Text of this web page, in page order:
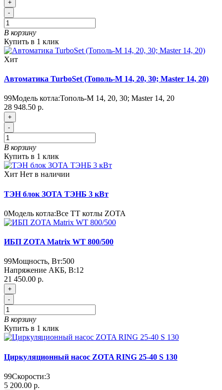
+
-
В корзину
Купить в 1 клик
Хит
Автоматика TurboSet (Тополь-М 14, 20, 30; Master 14, 20)
99Модель котла:Тополь-М 14, 20, 30; Master 14, 20
28 948.50 р.
+
-
В корзину
Купить в 1 клик
Хит Нет в наличии
ТЭН блок ЗОТА ТЭНБ 3 кВт
0Модель котла:Все ТТ котлы ZOTA
ИБП ZOTA Matrix WT 800/500
99Мощность, Вт:500
Напряжение АКБ, В:12
21 450.00 р.
+
-
В корзину
Купить в 1 клик
Циркуляционный насос ZOTA RING 25-40 S 130
99Скорости:3
5 200.00 р.